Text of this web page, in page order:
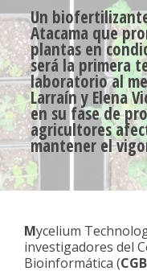
Un
Atacama que
plantas en
será la primera
laboratorio al
Larraín y Elena
en su fase de
agricultores
mantener el
Mycelium
investigadores del
Bioinformática (CGB